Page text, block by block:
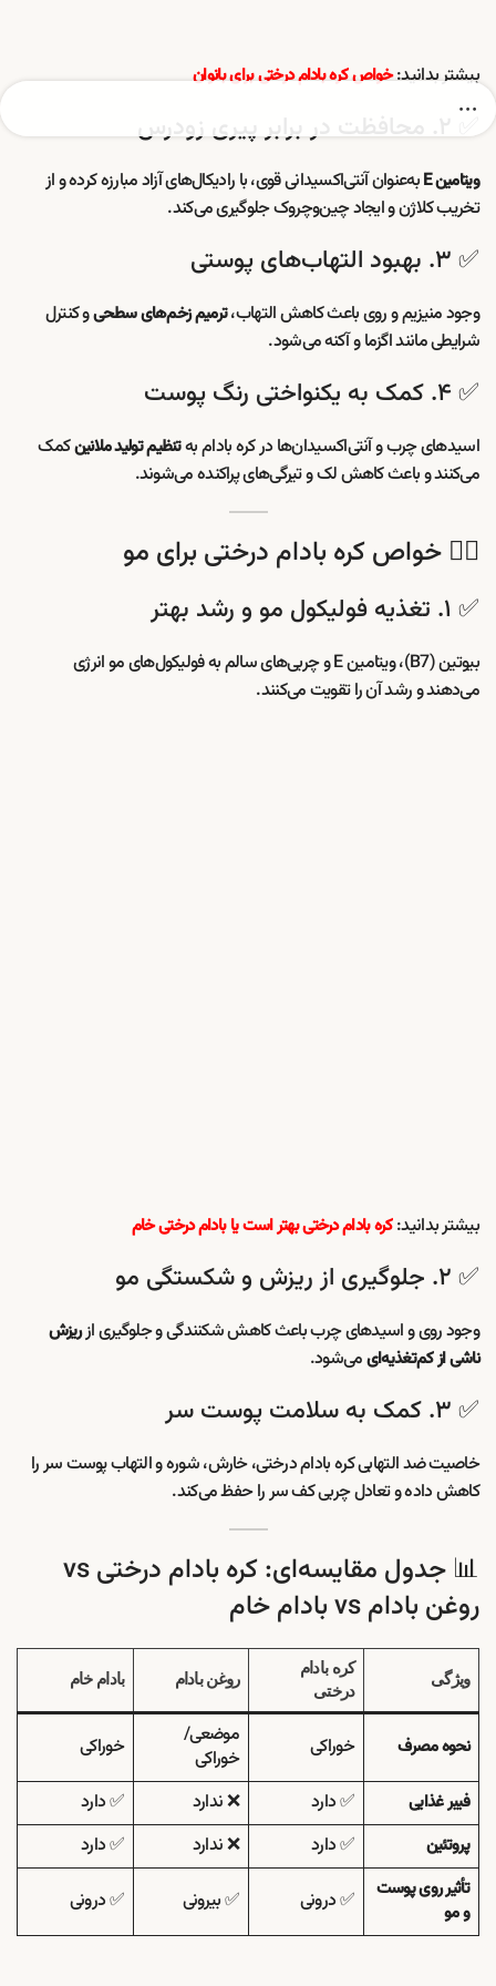
بیشتر بدانید:خواص کره بادام درختی برای بانوان
✅ ۲. محافظت در برابر پیری زودرس
ویتامین E به‌عنوان آنتی‌اکسیدانی قوی، با رادیکال‌های آزاد مبارزه کرده و از
تخریب کلاژن و ایجاد چین‌وچروک جلوگیری می‌کند.
✅ ۳. بهبود التهاب‌های پوستی
وجود منیزیم و روی باعث کاهش التهاب،ترمیم زخم‌های سطحیو کنترل
شرایطی مانند اگزما و آکنه می‌شود.
✅ ۴. کمک به یکنواختی رنگ پوست
اسیدهای چرب و آنتی‌اکسیدان‌ها در کره بادام بهتنظیم تولید ملانینکمک
می‌کنند و باعث کاهش لک و تیرگی‌های پراکنده می‌شوند.
💇‍♀️ خواص کره بادام درختی برای مو
✅ ۱. تغذیه فولیکول مو و رشد بهتر
بیوتین (B7)، ویتامین E و چربی‌های سالم به فولیکول‌های مو انرژی
می‌دهند و رشد آن را تقویت می‌کنند.
بیشتر بدانید:کره بادام درختی بهتر است یا بادام درختی خام
✅ ۲. جلوگیری از ریزش و شکستگی مو
وجود روی و اسیدهای چرب باعث کاهش شکنندگی و جلوگیری ازریزش
ناشی از کم‌تغذیه‌ایمی‌شود.
✅ ۳. کمک به سلامت پوست سر
خاصیت ضد التهابی کره بادام درختی، خارش، شوره و التهاب پوست سر را
کاهش داده و تعادل چربی کف سر را حفظ می‌کند.
📊 جدول مقایسه‌ای: کره بادام درختی vs
روغن بادام vs بادام خام
ویژگی
کره بادام
درختی
روغن بادام بادام خام
نحوه مصرف خوراکی
موضعی/
خوراکی
خوراکی
فیبر غذایی ✅ دارد ❌ ندارد ✅ دارد
پروتئین ✅ دارد ❌ ندارد ✅ دارد
تأثیر روی پوست
و مو
✅ درونی ✅ بیرونی ✅ درونی